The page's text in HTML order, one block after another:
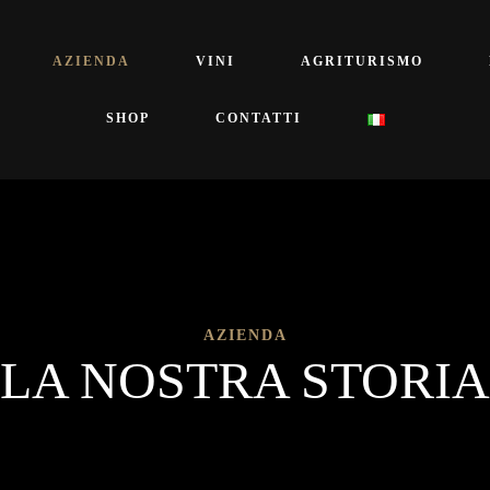
AZIENDA VINI AGRITURISMO
SHOP CONTATTI
AZIENDA
LA NOSTRA STORIA